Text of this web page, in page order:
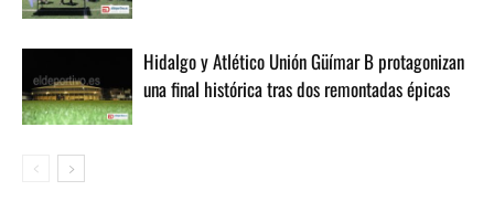
Hidalgo y Atlético Unión Güímar B protagonizan
una final histórica tras dos remontadas épicas